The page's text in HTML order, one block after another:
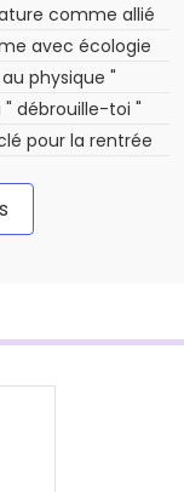
comme allié
avec écologie
physique "
débrouille-toi "
pour la rentrée